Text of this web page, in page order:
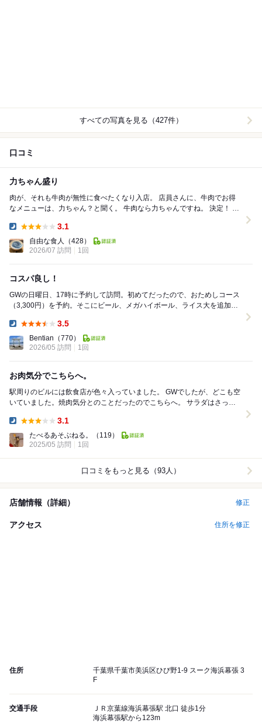
すべての写真を見る（427件）
口コミ
力ちゃん盛り
肉が、それも牛肉が無性に食べたくなり入店。 店員さんに、牛肉でお得
なメニューは、力ちゃん？と聞く。 牛肉なら力ちゃんですね。 決定！ 飲
3.1
自由な食人
（428）
2026/07 訪問
1回
コスパ良し！
GWの日曜日、17時に予約して訪問。初めてだったので、おためしコース
（3,300円）を予約。そこにビール、メガハイボール、ライス大を追加。
3.5
Bentian （770）
2026/05 訪問
1回
お肉気分でこちらへ。
駅周りのビルには飲食店が色々入っていました。 GWでしたが、どこも空
いていました。焼肉気分とのことだったのでこちらへ。 サラダはさっぱ
3.1
たべるあそぶねる。
（119）
2025/05 訪問
1回
口コミをもっと見る（93人）
店舗情報（詳細） 修正
アクセス 住所を修正
住所
千葉県千葉市美浜区ひび野1-9 スーク海浜幕張 3
F
交通手段
ＪＲ京葉線海浜幕張駅 北口 徒歩1分
海浜幕張駅から123m